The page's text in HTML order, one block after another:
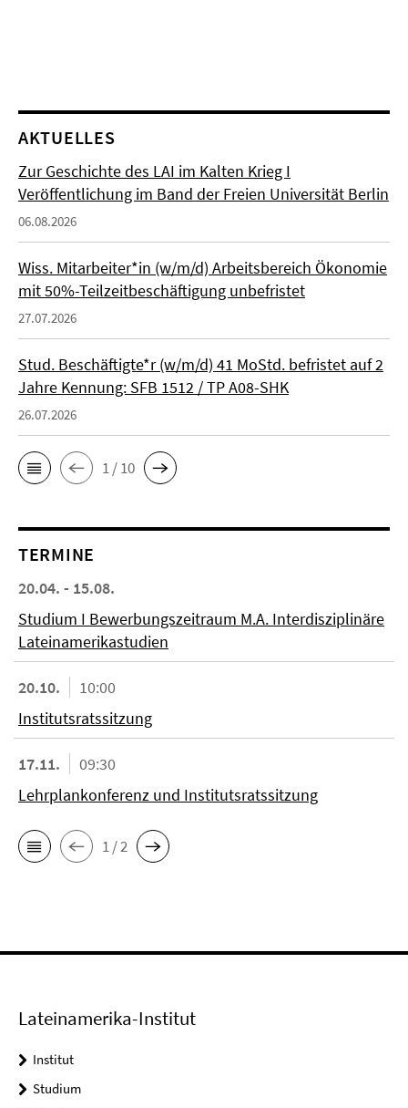
AKTUELLES
Zur Geschichte des LAI im Kalten Krieg I
Veröffentlichung im Band der Freien Universität Berlin
06.08.2026
Wiss. Mitarbeiter*in (w/m/d) Arbeitsbereich Ökonomie
mit 50%-Teilzeitbeschäftigung unbefristet
27.07.2026
Stud. Beschäftigte*r (w/m/d) 41 MoStd. befristet auf 2
Jahre Kennung: SFB 1512 / TP A08-SHK
26.07.2026
1 / 10
TERMINE
20.04. - 15.08.
Studium I Bewerbungszeitraum M.A. Interdisziplinäre
Lateinamerikastudien
20.10.
10:00
Institutsratssitzung
17.11.
09:30
Lehrplankonferenz und Institutsratssitzung
1 / 2
Lateinamerika-Institut
Institut
Studium